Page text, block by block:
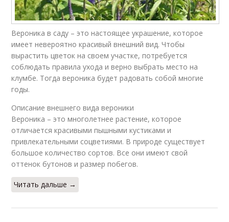
Вероника в саду – это настоящее украшение, которое
имеет невероятно красивый внешний вид. Чтобы
вырастить цветок на своем участке, потребуется
соблюдать правила ухода и верно выбрать место на
клумбе. Тогда вероника будет радовать собой многие
годы.
Описание внешнего вида вероники
Вероника – это многолетнее растение, которое
отличается красивыми пышными кустиками и
привлекательными соцветиями. В природе существует
большое количество сортов. Все они имеют свой
оттенок бутонов и размер побегов.
Читать дальше →